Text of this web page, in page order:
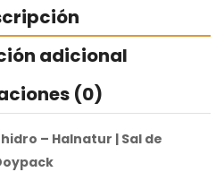
adicional
(0)
– Halnatur | Sal de